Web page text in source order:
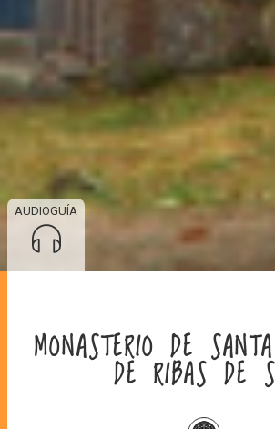
AUDIOGUÍA
MONASTERIO DE
DE RIBAS DE